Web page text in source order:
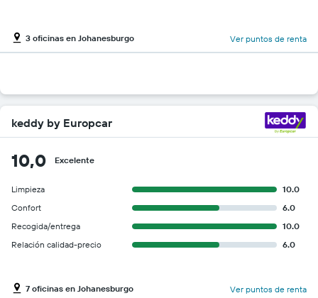
3 oficinas en Johanesburgo Ver puntos de renta
keddy by Europcar
10,0 Excelente
Limpieza
10.0
Confort
6.0
Recogida/entrega
10.0
Relación calidad-precio
6.0
7 oficinas en Johanesburgo Ver puntos de renta